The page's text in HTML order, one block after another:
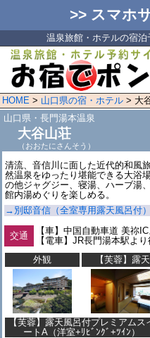
>> スマホ
温泉旅館・ホテルの宿
HOME > 山口県の宿・ホテル > 大
山口県・長門湯本温泉
大谷山荘
（おおたにさんそう）
清流、音信川に面した近代的和風
然温泉をゆったり堪能できる大浴
の他ジャグジー、寝湯、ハーブ湯
館内湯めぐりを楽しめる。
→別邸音信（全室専用露天風呂付）
交通
【車】中国自動車道 美祢
【電車】JR長門湯本駅よ
外観
【芙蓉】露
【芙蓉】露天風呂付プレミアムス
ートA（洋室+ﾘﾋﾞﾝｸﾞ+ﾂｲﾝ）